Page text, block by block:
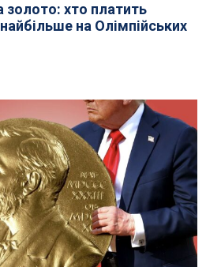
золото: хто платить
на Олімпійських